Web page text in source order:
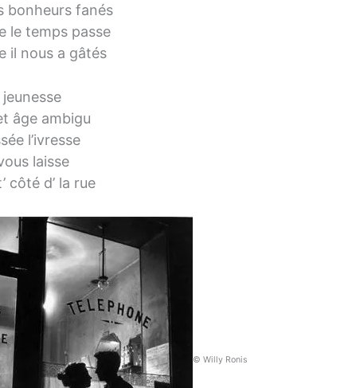
bonheurs fanés
le temps passe
il nous a gâtés
âge ambigu
l’ivresse
laisse
côté d’ la rue
© Willy Ronis